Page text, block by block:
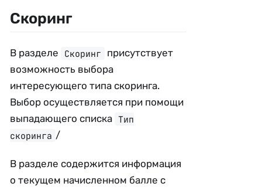
Скоринг
В разделе Скоринг
присутствует
возможность выбора
интересующего типа скоринга.
Выбор осуществляется при помощи
выпадающего списка Тип
скоринга /
В разделе содержится информация
о текущем начисленном балле с